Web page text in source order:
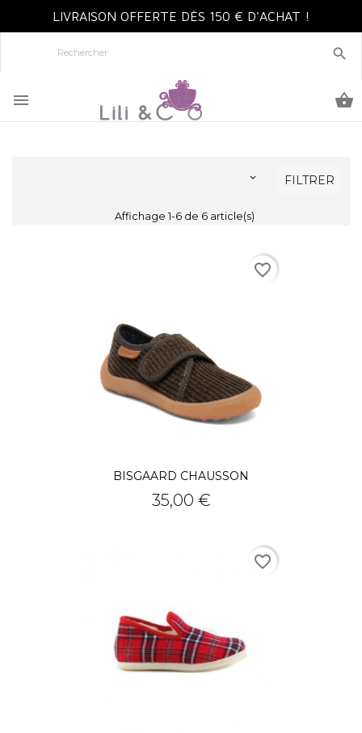
LIVRAISON OFFERTE DÈS 150 € D'ACHAT !

 
 FILTRER
Affichage 1-6 de 6 article(s)
BISGAARD CHAUSSON
Prix
35,00 €
favorite_border
favorite_border